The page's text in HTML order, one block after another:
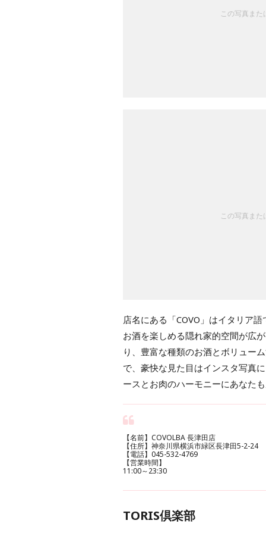
この写真ま
この写真ま
店名にある「COVO」はイタリア
お酒を楽しめる隠れ家的空間が広
り、豊富な種類のお酒とボリュー
で、豪快な見た目はインスタ写真
ースとお肉のハーモニーにあなた
【名前】COVOLBA 長津田店
【住所】神奈川県横浜市緑区長津田5-2-24
【電話】045-532-4769
【営業時間】
11:00～23:30
TORIS倶楽部